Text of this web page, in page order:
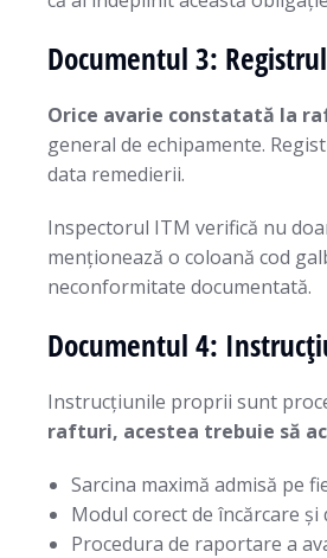
Documentul 3:
Orice avarie constatată la
general de echipamente.
data remedierii.
Inspectorul ITM verifică nu
menționează o coloană cod
neconformitate documentată.
Documentul 4:
Instrucțiunile proprii sunt
rafturi, acestea trebuie să
Sarcina maximă admisă pe
Modul corect de încărcare
Procedura de raportare a